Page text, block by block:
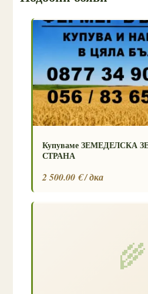
Купуваме ЗЕМЕДЕЛСКА
СТРАНА
2 500.00 € / дка
🌾